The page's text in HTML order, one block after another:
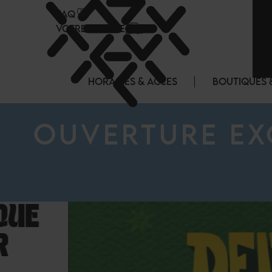
FAQ
VOTRE CENTRE
HORAIRES & ACCES BOUTIQUES
OUVERTURE
Panneau de gestion des cookies